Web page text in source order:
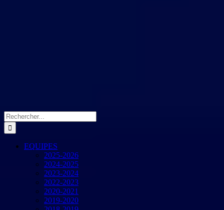
Rechercher:
EQUIPES
2025-2026
2024-2025
2023-2024
2022-2023
2020-2021
2019-2020